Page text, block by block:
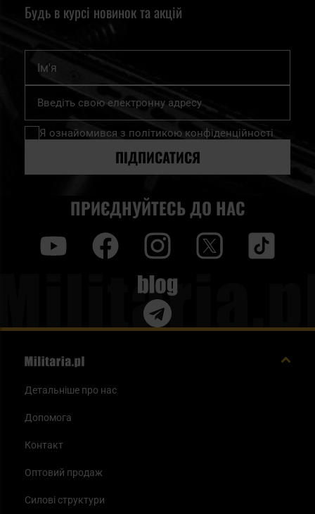
Будь в курсі новинок та акцій
Підпишіться
нашу
розсилку
Я ознайомився з політикою конфіденційності
ПІДПИСАТИСЯ
ПРИЄДНУЙТЕСЬ ДО НАС
Blog
Детальніше про нас
Допомога
Контакт
Оптовий продаж
Силові структури